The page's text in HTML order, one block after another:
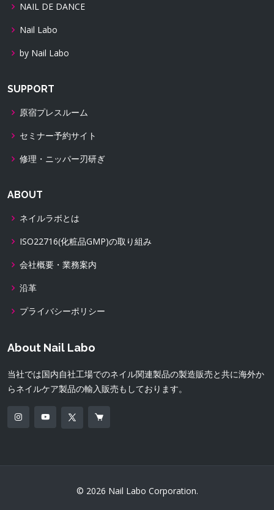
NAIL DE DANCE
Nail Labo
by Nail Labo
SUPPORT
原宿プレスルーム
セミナー予約サイト
修理・ニッパー刃研ぎ
ABOUT
ネイルラボとは
ISO22716(化粧品GMP)の取り組み
会社概要・業務案内
沿革
プライバシーポリシー
About Nail Labo
当社では国内自社工場でのネイル関連製品の製造販売と共に海外か
らネイルケア製品の輸入販売もしております。
© 2026 Nail Labo Corporation.